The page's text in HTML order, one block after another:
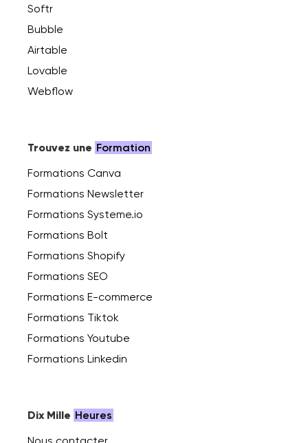
Softr
Bubble
Airtable
Lovable
Webflow
Trouvez une Formation
Formations Canva
Formations Newsletter
Formations Systeme.io
Formations Bolt
Formations Shopify
Formations SEO
Formations E-commerce
Formations Tiktok
Formations Youtube
Formations Linkedin
Dix Mille Heures